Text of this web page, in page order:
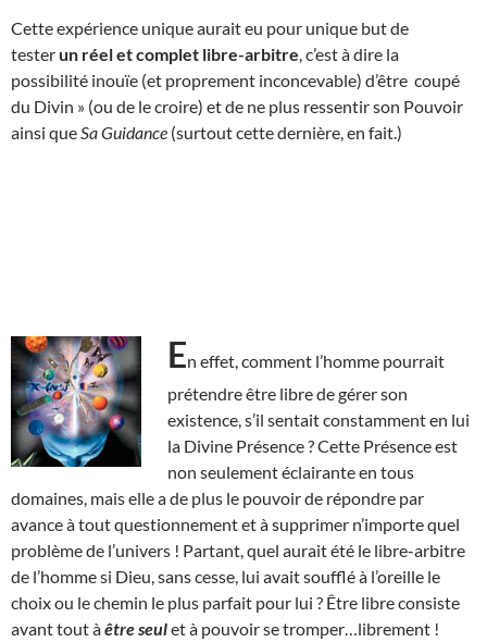
Cette expérience unique aurait eu pour unique but de
testerun réel et complet libre-arbitre , c’est à dire la
possibilité inouïe (et proprement inconcevable) d’être coupé
du Divin » (ou de le croire) et de ne plus ressentir son Pouvoir
ainsi que Sa Guidance (surtout cette dernière, en fait.)
En effet, comment l’homme pourrait
prétendre être libre de gérer son
existence, s’il sentait constamment en lui
la Divine Présence ? Cette Présence est
non seulement éclairante en tous
domaines, mais elle a de plus le pouvoir de répondre par
avance à tout questionnement et à supprimer n’importe quel
problème de l’univers ! Partant, quel aurait été le libre-arbitre
de l’homme si Dieu, sans cesse, lui avait soufflé à l’oreille le
choix ou le chemin le plus parfait pour lui ? Être libre consiste
avant tout àêtre seulet à pouvoir se tromper…librement !